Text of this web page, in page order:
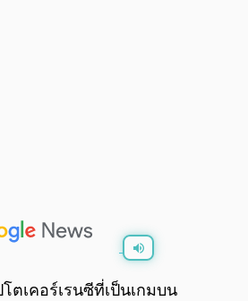
ตเคอร์เรนซีที่เป็นเกมบน